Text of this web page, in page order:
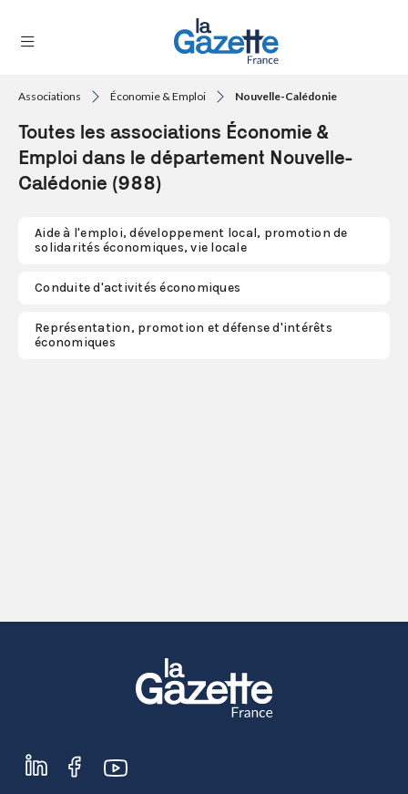
RÉGIONS
FORMATS
TENDANCES
LA
Associations Économie & Emploi Nouvelle-Calédonie
Toutes les associations Économie &
Emploi dans le département Nouvelle-
Calédonie (988)
Aide à l'emploi, développement local, promotion de
solidarités économiques, vie locale
Conduite d'activités économiques
Représentation, promotion et défense d'intérêts
économiques